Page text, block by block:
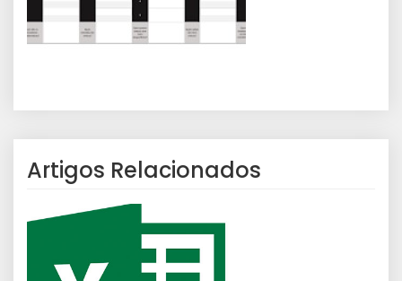
Artigos Relacionados